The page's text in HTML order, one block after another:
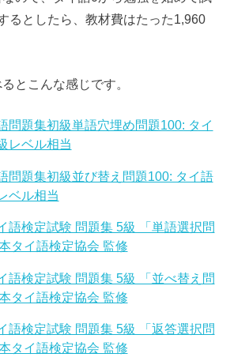
るとしたら、教材費はたった1,960
とこんな感じです。
問題集初級単語穴埋め問題100: タイ
レベル相当
問題集初級並び替え問題100: タイ語
ベル相当
語検定試験 問題集 5級 「単語選択問
タイ語検定協会 監修
語検定試験 問題集 5級 「並べ替え問
タイ語検定協会 監修
語検定試験 問題集 5級 「返答選択問
タイ語検定協会 監修